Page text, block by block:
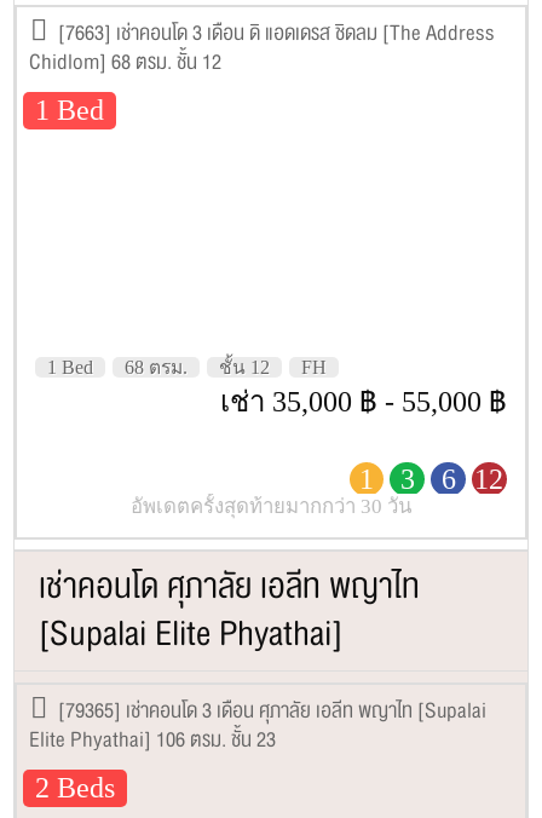
[7663] เช่าคอนโด 3 เดือน ดิ แอดเดรส ชิดลม [The Address
Chidlom] 68 ตรม. ชั้น 12
1 Bed
1 Bed 68 ตรม. ชั้น 12 FH
เช่า 35,000 ฿ - 55,000 ฿
1 3 6 12
อัพเดตครั้งสุดท้ายมากกว่า 30 วัน
เช่าคอนโด ศุภาลัย เอลีท พญาไท
[Supalai Elite Phyathai]
[79365] เช่าคอนโด 3 เดือน ศุภาลัย เอลีท พญาไท [Supalai
Elite Phyathai] 106 ตรม. ชั้น 23
2 Beds